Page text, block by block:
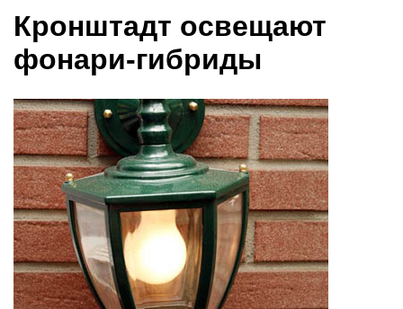
Кронштадт освещают
фонари-гибриды